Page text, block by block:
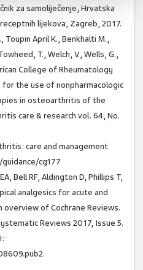
za samoliječenje, Hrvatska
lijekova, Zagreb, 2017.
Toupin April K., Benkhalti M.,
T., Welch, V., Wells, G.,
College of Rheumatology
for the use of nonpharmacologic
in osteoarthritis of the
care & research vol. 64, No.
care and management
cg177
Bell RF, Aldington D, Phillips T,
analgesics for acute and
overview of Cochrane Reviews.
Reviews 2017, Issue 5.